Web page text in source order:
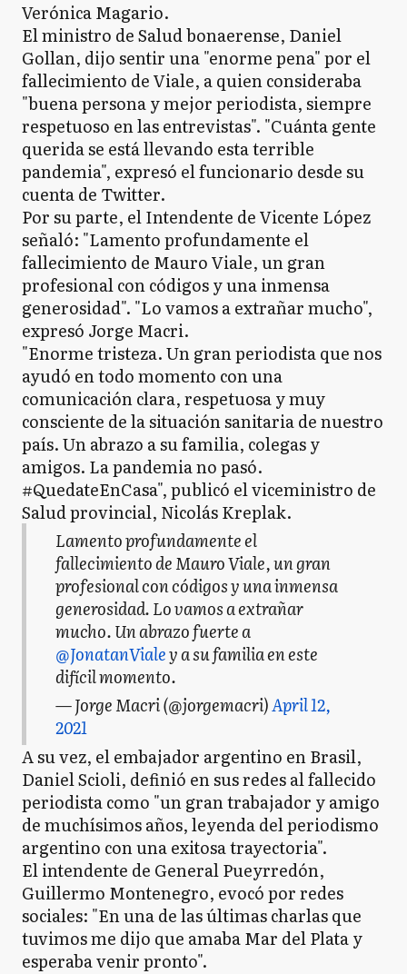
Verónica Magario.
El ministro de Salud bonaerense, Daniel
Gollan, dijo sentir una "enorme pena" por el
fallecimiento de Viale, a quien consideraba
"buena persona y mejor periodista, siempre
respetuoso en las entrevistas". "Cuánta gente
querida se está llevando esta terrible
pandemia", expresó el funcionario desde su
cuenta de Twitter.
Por su parte, el Intendente de Vicente López
señaló: "Lamento profundamente el
fallecimiento de Mauro Viale, un gran
profesional con códigos y una inmensa
generosidad". "Lo vamos a extrañar mucho",
expresó Jorge Macri.
"Enorme tristeza. Un gran periodista que nos
ayudó en todo momento con una
comunicación clara, respetuosa y muy
consciente de la situación sanitaria de nuestro
país. Un abrazo a su familia, colegas y
amigos. La pandemia no pasó.
#QuedateEnCasa", publicó el viceministro de
Salud provincial, Nicolás Kreplak.
Lamento profundamente el
fallecimiento de Mauro Viale, un gran
profesional con códigos y una inmensa
generosidad. Lo vamos a extrañar
mucho. Un abrazo fuerte a
@JonatanVialey a su familia en este
difícil momento.
— Jorge Macri (@jorgemacri)April 12,
2021
A su vez, el embajador argentino en Brasil,
Daniel Scioli, definió en sus redes al fallecido
periodista como "un gran trabajador y amigo
de muchísimos años, leyenda del periodismo
argentino con una exitosa trayectoria".
El intendente de General Pueyrredón,
Guillermo Montenegro, evocó por redes
sociales: "En una de las últimas charlas que
tuvimos me dijo que amaba Mar del Plata y
esperaba venir pronto".